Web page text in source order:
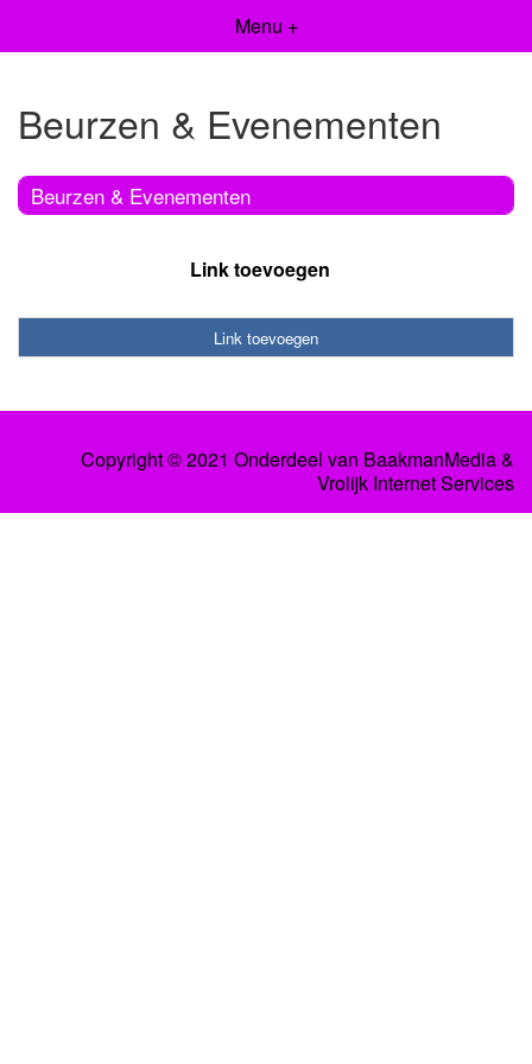
Menu +
Beurzen & Evenementen
Beurzen & Evenementen
Link toevoegen
Link toevoegen
Copyright © 2021 Onderdeel van BaakmanMedia&
Vrolijk Internet Services